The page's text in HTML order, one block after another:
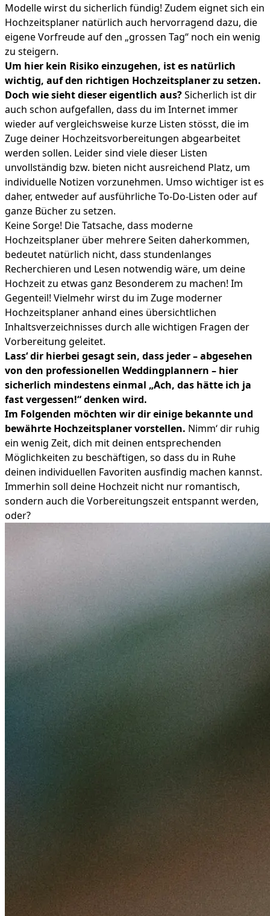
Modelle wirst du sicherlich fündig! Zudem eignet sich ein
Hochzeitsplaner natürlich auch hervorragend dazu, die
eigene Vorfreude auf den „grossen Tag“ noch ein wenig
zu steigern.
Um hier kein Risiko einzugehen, ist es natürlich
wichtig, auf den richtigen Hochzeitsplaner zu setzen.
Doch wie sieht dieser eigentlich aus?Sicherlich ist dir
auch schon aufgefallen, dass du im Internet immer
wieder auf vergleichsweise kurze Listen stösst, die im
Zuge deiner Hochzeitsvorbereitungen abgearbeitet
werden sollen. Leider sind viele dieser Listen
unvollständig bzw. bieten nicht ausreichend Platz, um
individuelle Notizen vorzunehmen. Umso wichtiger ist es
daher, entweder auf ausführliche To-Do-Listen oder auf
ganze Bücher zu setzen.
Keine Sorge! Die Tatsache, dass moderne
Hochzeitsplaner über mehrere Seiten daherkommen,
bedeutet natürlich nicht, dass stundenlanges
Recherchieren und Lesen notwendig wäre, um deine
Hochzeit zu etwas ganz Besonderem zu machen! Im
Gegenteil! Vielmehr wirst du im Zuge moderner
Hochzeitsplaner anhand eines übersichtlichen
Inhaltsverzeichnisses durch alle wichtigen Fragen der
Vorbereitung geleitet.
Lass‘ dir hierbei gesagt sein, dass jeder – abgesehen
von den professionellen Weddingplannern – hier
sicherlich mindestens einmal „Ach, das hätte ich ja
fast vergessen!“ denken wird.
Im Folgenden möchten wir dir einige bekannte und
bewährte Hochzeitsplaner vorstellen. Nimm‘ dir ruhig
ein wenig Zeit, dich mit deinen entsprechenden
Möglichkeiten zu beschäftigen, so dass du in Ruhe
deinen individuellen Favoriten ausfindig machen kannst.
Immerhin soll deine Hochzeit nicht nur romantisch,
sondern auch die Vorbereitungszeit entspannt werden,
oder?